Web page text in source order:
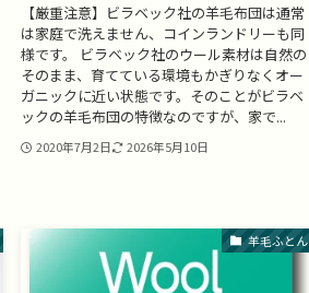
【厳重注意】ビラベック社の羊毛布団は通常
は家庭で洗えません、コインランドリーも同
様です。 ビラベック社のウール素材は自然の
そのまま、育てている環境もかぎりなくオー
ガニックに近い状態です。そのことがビラベ
ックの羊毛布団の特徴なのですが、家で...
2020年7月2日 2026年5月10日
羊毛ふとん